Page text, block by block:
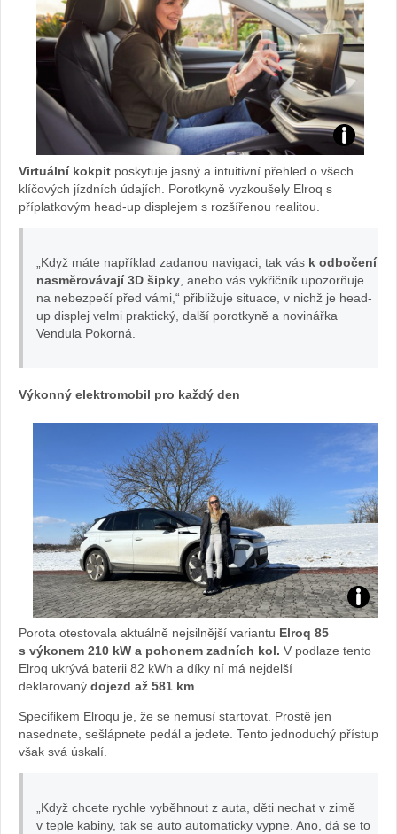
Či
na
di
m
el
vy
t i
rot
Virtuální kokpit poskytuje jasný a intuitivní přehled o všech
klíčových jízdních údajích. Porotkyně vyzkoušely Elroq s
příplatkovým head-up displejem s rozšířenou realitou.
„Když máte například zadanou navigaci, tak vás k odbočení
nasměrovávají 3D šipky, anebo vás vykřičník upozorňuje
na nebezpečí před vámi,“ přibližuje situace, v nichž je head-
up displej velmi praktický, další porotkyně a novinářka
Vendula Pokorná.
Výkonný elektromobil pro každý den
Tereza
Porota otestovala aktuálně nejsilnější variantu Elroq 85
s výkonem 210 kW a pohonem zadních kol. V podlaze tento
Elroq ukrývá baterii 82 kWh a díky ní má nejdelší
deklarovaný dojezd až 581 km.
Specifikem Elroqu je, že se nemusí startovat. Prostě jen
nasednete, sešlápnete pedál a jedete. Tento jednoduchý přístup
však svá úskalí.
„Když chcete rychle vyběhnout z auta, děti nechat v zimě
v teple kabiny, tak se auto automaticky vypne. Ano, dá se to